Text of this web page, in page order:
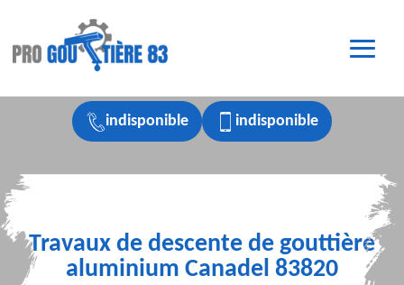
indisponible indisponible
Travaux de descente de gouttière
aluminium Canadel 83820